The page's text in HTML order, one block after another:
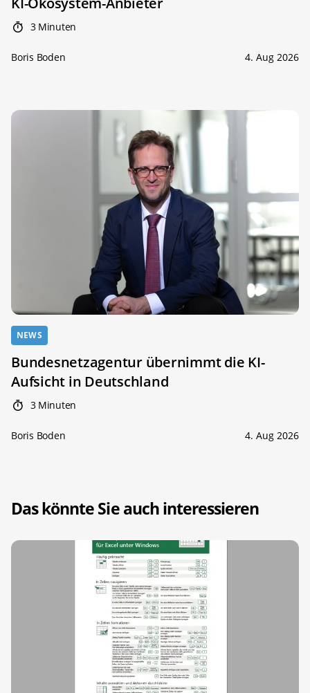
3 Minuten
Boris Boden 4. Aug 2026
NEWS
Bundesnetzagentur übernimmt die KI-
Aufsicht in Deutschland
3 Minuten
Boris Boden 4. Aug 2026
Das könnte Sie auch interessieren